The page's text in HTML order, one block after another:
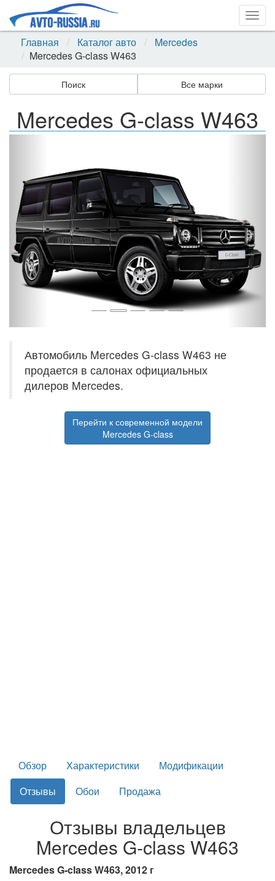
Главная
Каталог авто
Mercedes
Mercedes G-class W463
Поиск Все марки
Mercedes G-class W463
Автомобиль Mercedes G-class W463 не
продается в салонах официальных
дилеров Mercedes.
Перейти к современной модели
Mercedes G-class
Обзор Характеристики
Модификации
Отзывы
Обои Продажа
Отзывы владельцев
Mercedes G-class W463
Mercedes G-class W463, 2012 г